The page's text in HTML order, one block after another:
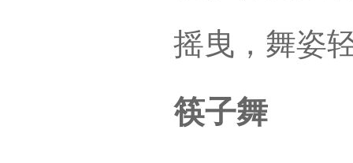
摇曳，舞姿
筷子舞